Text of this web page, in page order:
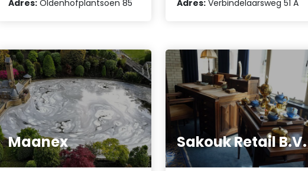
Adres: Oldenhofplantsoen 85
Adres: Verbindelaarsweg 51 A
Maanex Sakouk Retail B.V.